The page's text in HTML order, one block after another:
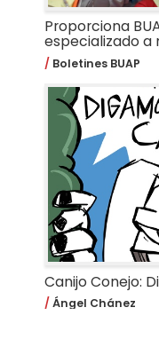
Proporciona
especializado a
Boletines BUAP
Canijo Conejo:
Ángel Chánez